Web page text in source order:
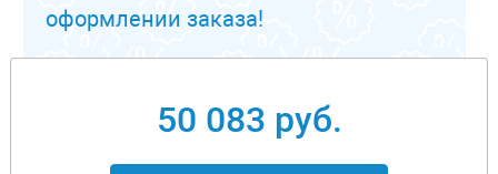
Перейти к описанию
оформлении заказа!
50 083 руб.